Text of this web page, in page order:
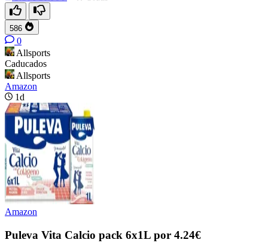
586
0
Allsports
Caducados
Allsports
Amazon
1d
Amazon
Puleva Vita Calcio pack 6x1L por 4.24€